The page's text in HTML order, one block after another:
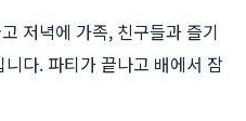
저녁에 가족, 친구들과 즐기
다. 파티가 끝나고 배에서 잠